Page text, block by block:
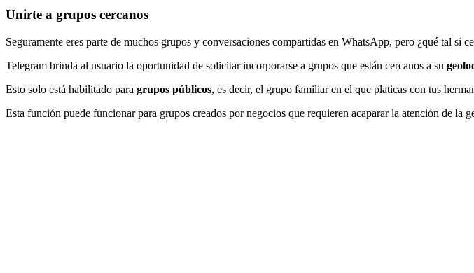
Unirte a grupos cercanos
Seguramente eres parte de muchos grupos y conversaciones compartidas en WhatsApp, pero ¿qué tal si
Telegram brinda al usuario la oportunidad de solicitar incorporarse a grupos que están cercanos a su
Esto solo está habilitado para grupos públicos, es decir, el grupo familiar en el que platicas con tus
Esta función puede funcionar para grupos creados por negocios que requieren acaparar la atención de la